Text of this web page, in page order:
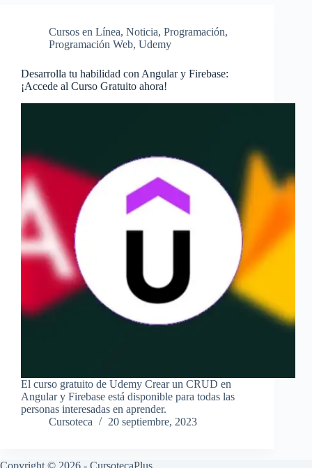
Cursos en Línea, Noticia, Programación,
Programación Web, Udemy
Desarrolla tu habilidad con Angular y Firebase:
¡Accede al Curso Gratuito ahora!
El curso gratuito de Udemy Crear un CRUD en
Angular y Firebase está disponible para todas las
personas interesadas en aprender.
Cursoteca
20 septiembre, 2023